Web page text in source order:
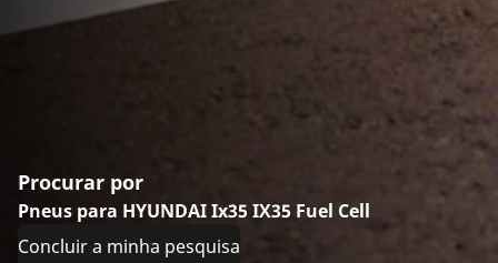
Procurar por
Pneus para HYUNDAI Ix35 IX35 Fuel Cell
Concluir a minha pesquisa